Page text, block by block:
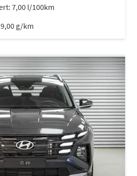
7,00 l/100km
g/km